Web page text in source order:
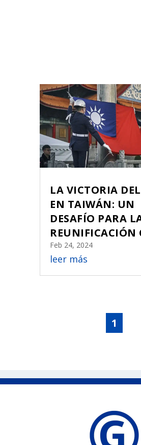
LA VICTORIA
EN TAIWÁN: UN
DESAFÍO PARA
REUNIFICACIÓN
Feb 24, 2024
leer más
1